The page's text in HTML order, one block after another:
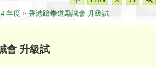
年度 香港跆拳道勵誠會 升級試
會 升級試